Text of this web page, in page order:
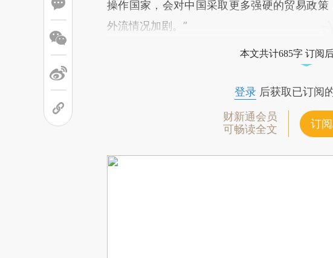
操作国家，会对中国采取更多强硬的贸易政
外流情况加剧。”
本文共计685字 订阅
登录后获取已订阅
财新通会员
可畅读全文
订